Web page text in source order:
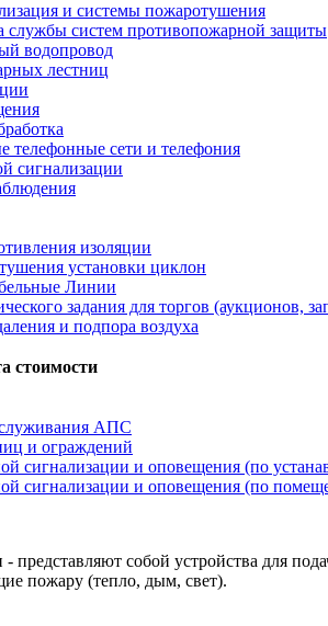
и системы пожаротушения
службы систем противопожарной защиты
водопровод
лестниц
телефонные сети и телефония
сигнализации
изоляции
установки циклон
Линии
задания для торгов (аукционов,
и подпора воздуха
стоимости
АПС
и ограждений
сигнализации и оповещения (по
сигнализации и оповещения (по
- представляют собой устройства для
пожару (тепло, дым, свет).